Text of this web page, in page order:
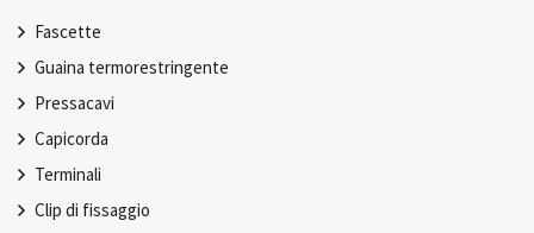
Fascette
Guaina termorestringente
Pressacavi
Capicorda
Terminali
Clip di fissaggio